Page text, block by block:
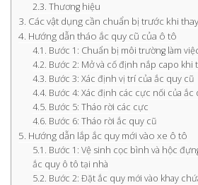
Thương hiệu
Các vật dụng cần chuẩn bị trước khi
Hướng dẫn tháo ắc quy cũ của ô tô
Bước 1: Chuẩn bị môi trường làm
Bước 2: Mở và cố định nắp capo khi
Bước 3: Xác định vị trí của ắc quy cũ
Bước 4: Xác định các cực nối của ắc
Bước 5: Tháo rời các cực
Bước 6: Tháo rời ắc quy cũ
Hướng dẫn lắp ắc quy mới vào xe ô tô
Bước 1: Vệ sinh cọc bình và hộc
ắc quy ô tô tại nhà
Bước 2: Đặt ắc quy mới vào khay